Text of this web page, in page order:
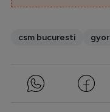
csm bucuresti gyor